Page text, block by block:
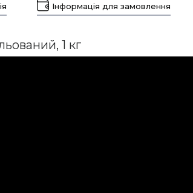
Інформація для замовлення
1 кг